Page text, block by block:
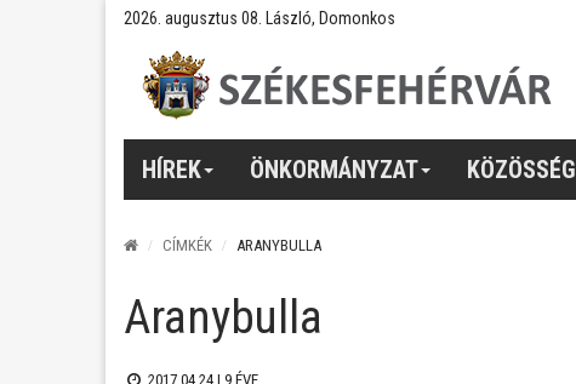
2026. augusztus 08. László, Domonkos
HÍREK ÖNKORMÁNYZAT KÖZÖSSÉG
CÍMKÉK ARANYBULLA
Aranybulla
2017.04.24 | 9 ÉVE